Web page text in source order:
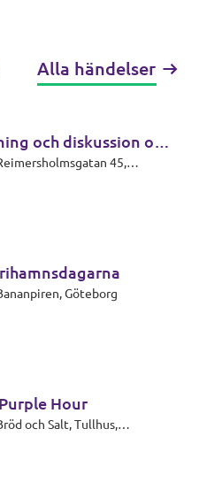
Alla händelser
och diskussion om
Göteborg
Hour